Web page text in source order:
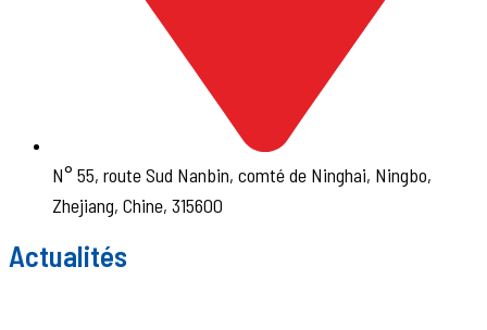
N° 55, route Sud Nanbin, comté de Ninghai, Ningbo,
Zhejiang, Chine, 315600
Actualités